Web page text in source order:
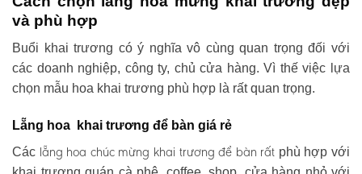
và phù hợp
Buổi khai trương có ý nghĩa vô cùng quan trọng đối với
các doanh nghiệp, công ty, chủ cửa hàng. Vì thế việc lựa
chọn mẫu hoa khai trương phù hợp là rất quan trọng.
Lẵng hoa khai trương để bàn giá rẻ
Các lẵng hoa chúc mừng khai trương để bàn rất phù hợp với